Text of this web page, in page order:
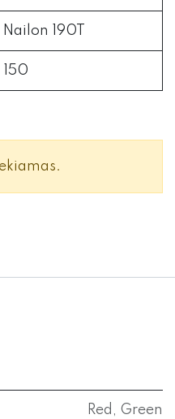
Nailon 190T
150
Red , Green